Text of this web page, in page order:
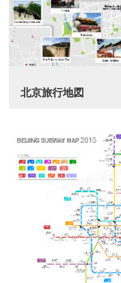
北京旅行地図